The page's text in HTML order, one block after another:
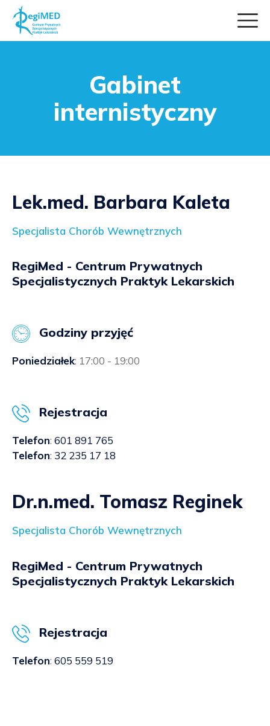
Gabinet
internistyczny
Lek.med. Barbara Kaleta
Specjalista Chorób Wewnętrznych
RegiMed - Centrum Prywatnych
Specjalistycznych Praktyk Lekarskich
Godziny przyjęć
Poniedziałek: 17:00 - 19:00
Rejestracja
Telefon: 601 891 765
Telefon: 32 235 17 18
Dr.n.med. Tomasz Reginek
Specjalista Chorób Wewnętrznych
RegiMed - Centrum Prywatnych
Specjalistycznych Praktyk Lekarskich
Rejestracja
Telefon: 605 559 519